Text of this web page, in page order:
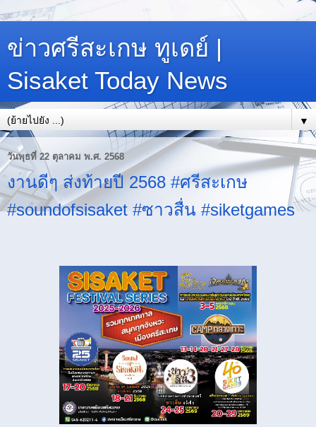
ข่าวศรีสะเกษ ทูเดย์ |
Sisaket Today News
▼
วันพุธที่ 22 ตุลาคม พ.ศ. 2568
งานดีๆ ส่งท้ายปี 2568 #ศรีสะเกษ
#soundofsisaket #ซาวสื่น #siketgames